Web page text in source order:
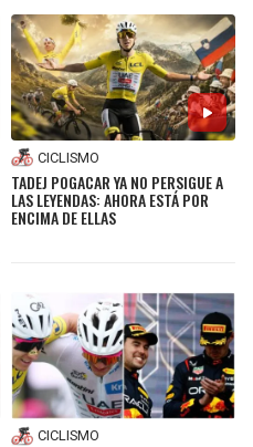
CICLISMO
TADEJ POGACAR YA NO PERSIGUE A
LAS LEYENDAS: AHORA ESTÁ POR
ENCIMA DE ELLAS
CICLISMO